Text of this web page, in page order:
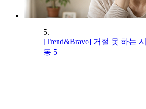
5.
[Trend&Bravo] 거절 못 하는
동 5